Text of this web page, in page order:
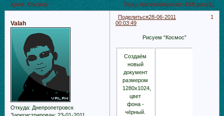
Урок. Космос Тему просмотрели:458раз(а)
Поделиться 1
28-06-2011
00:03:49
Valah
Откуда: Днепропетровск
Рисуем “Космос”
Создаём
новый
документ
размером
1280х1024,
цвет
фона -
чёрный.